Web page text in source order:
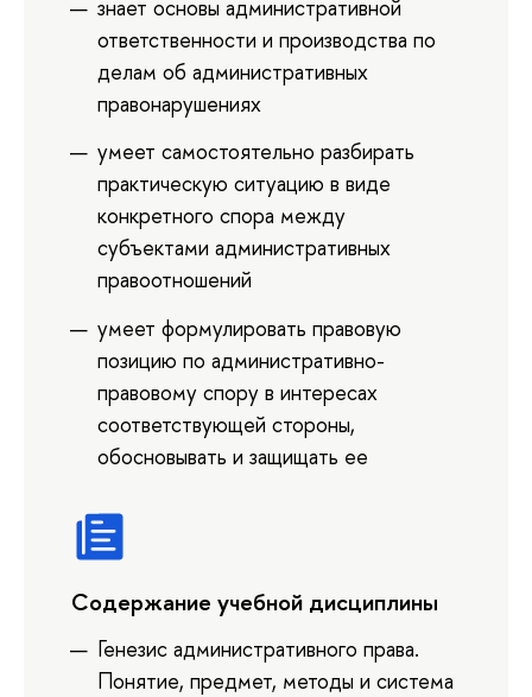
знает основы административной
ответственности и производства по
делам об административных
правонарушениях
умеет самостоятельно разбирать
практическую ситуацию в виде
конкретного спора между
субъектами административных
правоотношений
умеет формулировать правовую
позицию по административно-
правовому спору в интересах
соответствующей стороны,
обосновывать и защищать ее
Содержание учебной дисциплины
Генезис административного права.
Понятие, предмет, методы и система